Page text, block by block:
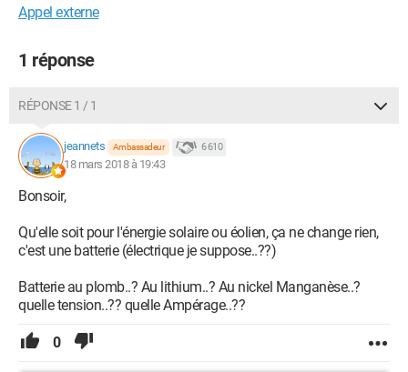
Appel externe
1 réponse
RÉPONSE 1 / 1
jeannets Ambassadeur 6 610
18 mars 2018 à 19:43
Bonsoir,
Qu'elle soit pour l'énergie solaire ou éolien, ça ne change rien,
c'est une batterie (électrique je suppose..??)
Batterie au plomb..? Au lithium..? Au nickel Manganèse..?
quelle tension..?? quelle Ampérage..??
0